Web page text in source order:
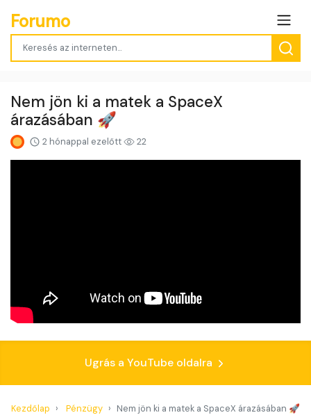
Forumo
Nem jön ki a matek a SpaceX
árazásában 🚀
2 hónappal ezelőtt 22
Ugrás a YouTube oldalra
Kezdőlap Pénzügy Nem jön ki a matek a SpaceX árazásában 🚀